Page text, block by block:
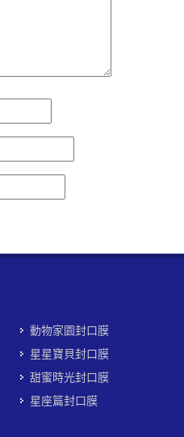
動物家園封口膜
星星寶貝封口膜
甜蜜時光封口膜
星座篇封口膜